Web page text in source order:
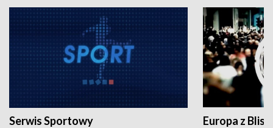
Serwis Sportowy Europa z